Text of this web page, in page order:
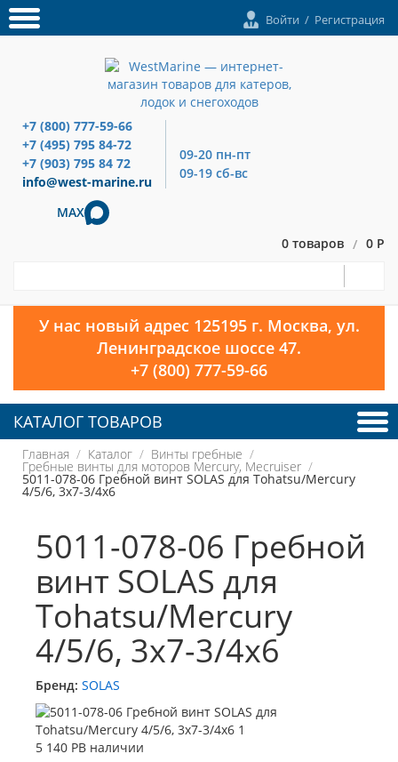
Войти / Регистрация
+7 (800) 777-59-66
+7 (495) 795 84-72
+7 (903) 795 84 72
info@west-marine.ru
09-20 пн-пт
09-19 сб-вс
MAX
0 товаров / 0 Р
У нас новый адрес 125195 г. Москва, ул.
Ленинградское шоссе 47.
+7 (800) 777-59-66
КАТАЛОГ ТОВАРОВ
Главная Каталог Винты гребные
Гребные винты для моторов Mercury, Mecruiser
5011-078-06 Гребной винт SOLAS для Tohatsu/Mercury
4/5/6, 3x7-3/4x6
5011-078-06 Гребной
винт SOLAS для
Tohatsu/Mercury
4/5/6, 3x7-3/4x6
Бренд: SOLAS
5 140 РВ наличии